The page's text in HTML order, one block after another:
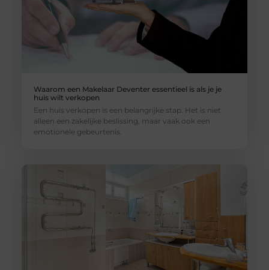
Waarom een Makelaar Deventer essentieel is als je je
huis wilt verkopen
Een huis verkopen is een belangrijke stap. Het is niet
alleen een zakelijke beslissing, maar vaak ook een
emotionele gebeurtenis.